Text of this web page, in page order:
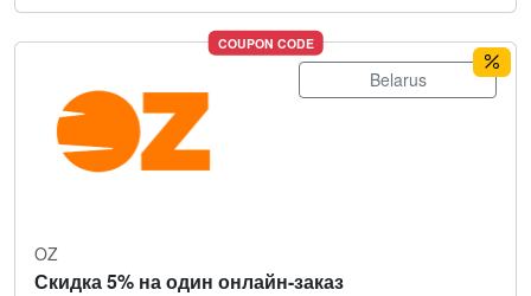
COUPON CODE
Belarus
OZ
Скидка 5% на один онлайн-заказ